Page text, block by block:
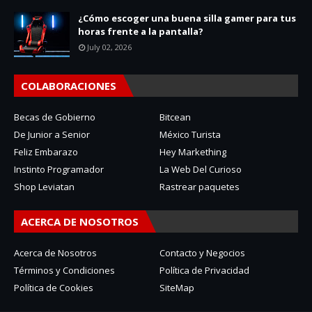
¿Cómo escoger una buena silla gamer para tus
horas frente a la pantalla?
July 02, 2026
COLABORACIONES
Becas de Gobierno
Bitcean
De Junior a Senior
México Turista
Feliz Embarazo
Hey Markething
Instinto Programador
La Web Del Curioso
Shop Leviatan
Rastrear paquetes
ACERCA DE NOSOTROS
Acerca de Nosotros
Contacto y Negocios
Términos y Condiciones
Política de Privacidad
Política de Cookies
SiteMap